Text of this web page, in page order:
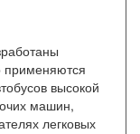
применяются
высокой
машин,
легковых